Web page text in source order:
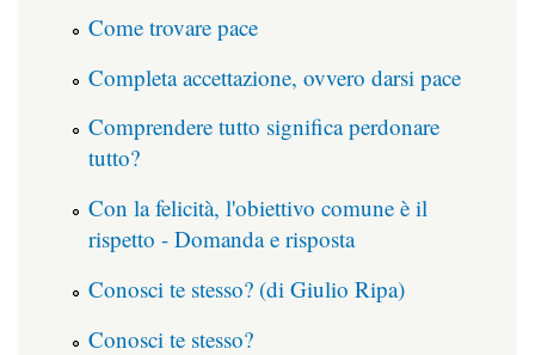
Come trovare pace
Completa accettazione, ovvero darsi pace
Comprendere tutto significa perdonare
tutto?
Con la felicità, l'obiettivo comune è il
rispetto - Domanda e risposta
Conosci te stesso? (di Giulio Ripa)
Conosci te stesso?